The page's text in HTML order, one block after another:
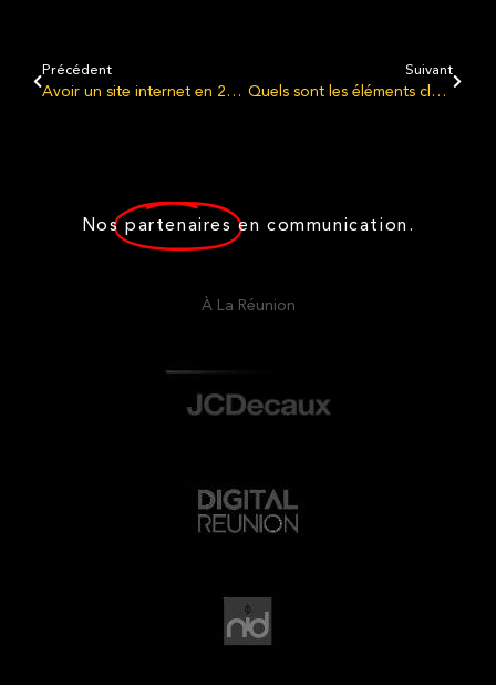
Précédent
Avoir un site internet en 2025 : Toujours indispensable ou dépassé ?
Suivant
Quels sont les éléments clés d’un site internet performant ? 💡
Nos partenaires en communication.
À La Réunion